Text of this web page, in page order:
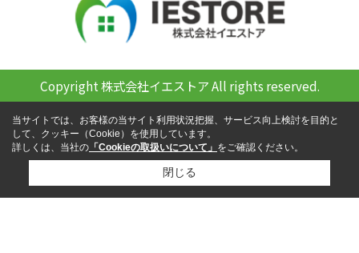
Copyright 株式会社イエストア All rights reserved.
当サイトでは、お客様の当サイト利用状況把握、サービス向上検討を目的と
して、クッキー（Cookie）を使用しています。
詳しくは、当社の 「Cookieの取扱いについて」 をご確認ください。
閉じる